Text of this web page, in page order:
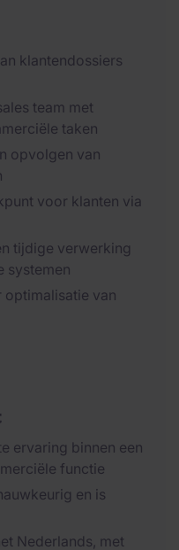
klantendossiers
team met
taken
opvolgen van
voor klanten via
tijdige verwerking
systemen
optimalisatie van
ervaring binnen een
functie
en is
Nederlands, met